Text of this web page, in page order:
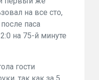
на все сто,
паса
на 75-й минуте
гости